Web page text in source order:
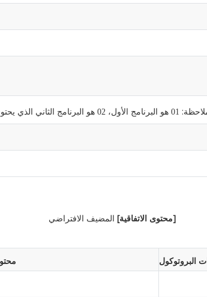
01 هو البرنامج الأول، 02 هو البرنامج الثاني الذي
[محتوى الاتفاقية] المضيف الافتراضي
البروتوكول